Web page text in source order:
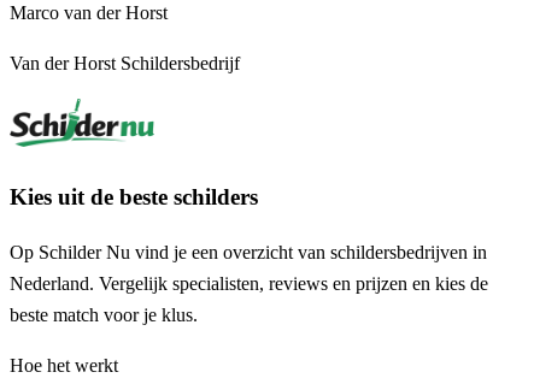
Marco van der Horst
Van der Horst Schildersbedrijf
Kies uit de beste schilders
Op Schilder Nu vind je een overzicht van schildersbedrijven in
Nederland. Vergelijk specialisten, reviews en prijzen en kies de
beste match voor je klus.
Hoe het werkt